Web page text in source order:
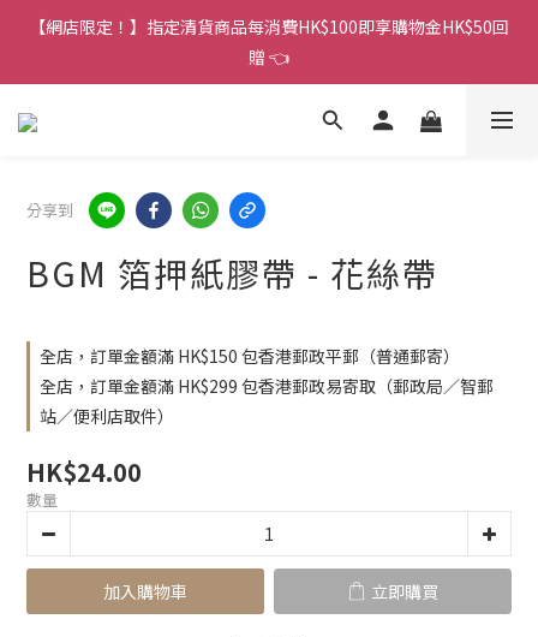
香港訂單金額滿HK$150包平郵｜滿HK$299包易寄取｜滿HK$499
包順豐／京東
【網店限定！】指定清貨商品每消費HK$100即享購物金HK$50回
贈 👈
香港訂單金額滿HK$150包平郵｜滿HK$299包易寄取｜滿HK$499
分享到
BGM 箔押紙膠帶 - 花絲帶
全店，訂單金額滿 HK$150 包香港郵政平郵（普通郵寄）
全店，訂單金額滿 HK$299 包香港郵政易寄取（郵政局／智郵
站／便利店取件）
HK$24.00
數量
加入購物車 立即購買